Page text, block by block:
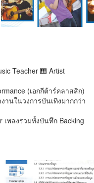
Teacher 🎹 Artist
(เอกกีต้าร์คลาสสิก)
นในวงการบันเทิงมากกว่า
เพลงรวมทั้งบันทึก Backing